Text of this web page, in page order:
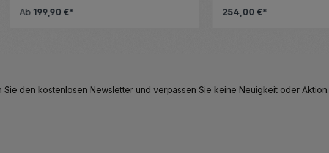
Sie den kostenlosen Newsletter und verpassen Sie keine Neuigkeit oder Aktion.